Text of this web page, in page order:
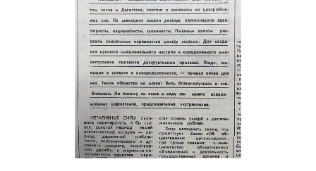
Фотография: Алексей Сочнев